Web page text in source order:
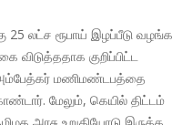
25 லட்ச ரூபாய் இழப்பீடு வழங்க
குறிப்பிட்ட
அம்பேத்கர் மணிமண்டபத்தை
மேலும், கெயில் திட்டம்